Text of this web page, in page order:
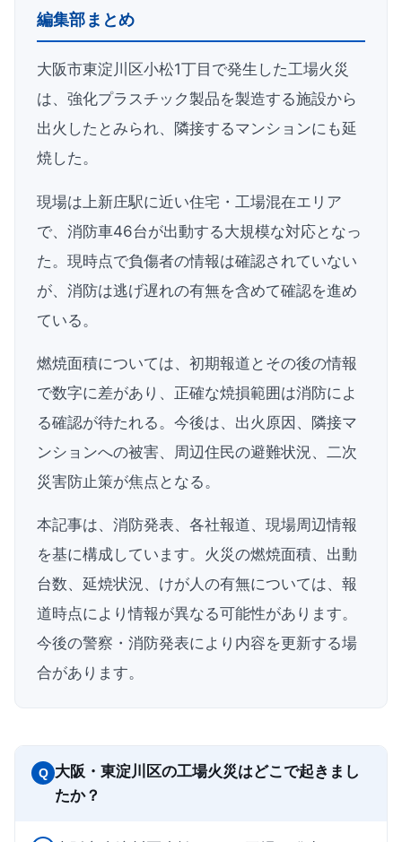
編集部まとめ
大阪市東淀川区小松1丁目で発生した工場火災
は、強化プラスチック製品を製造する施設から
出火したとみられ、隣接するマンションにも延
焼した。
現場は上新庄駅に近い住宅・工場混在エリア
で、消防車46台が出動する大規模な対応となっ
た。現時点で負傷者の情報は確認されていない
が、消防は逃げ遅れの有無を含めて確認を進め
ている。
燃焼面積については、初期報道とその後の情報
で数字に差があり、正確な焼損範囲は消防によ
る確認が待たれる。今後は、出火原因、隣接マ
ンションへの被害、周辺住民の避難状況、二次
災害防止策が焦点となる。
本記事は、消防発表、各社報道、現場周辺情報
を基に構成しています。火災の燃焼面積、出動
台数、延焼状況、けが人の有無については、報
道時点により情報が異なる可能性があります。
今後の警察・消防発表により内容を更新する場
合があります。
Q 大阪・東淀川区の工場火災はどこで起きまし
たか？